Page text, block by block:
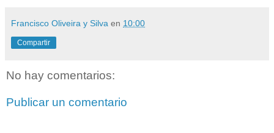
Francisco Oliveira y Silva en 10:00
Compartir
No hay comentarios:
Publicar un comentario